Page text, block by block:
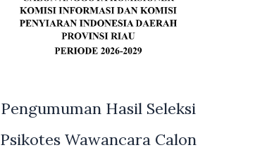
Pengumuman Hasil Seleksi
Psikotes Wawancara Calon